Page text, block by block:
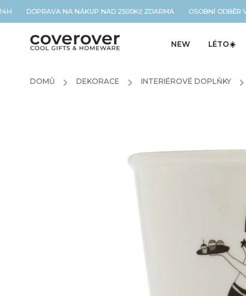
DOPRAVA NA NÁKUP NAD 2500Kč ZDARMA OSOBNÍ ODBĚR V
NEW LÉTO☀️
DOMŮ / DEKORACE / INTERIÉROVÉ DOPLŇKY /